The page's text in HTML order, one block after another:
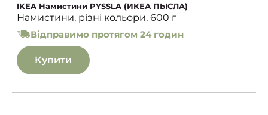
IKEA Намистини PYSSLA (ИКЕА ПЫСЛА)
Намистини, різні кольори, 600 г
Відправимо протягом 24 годин
Купити